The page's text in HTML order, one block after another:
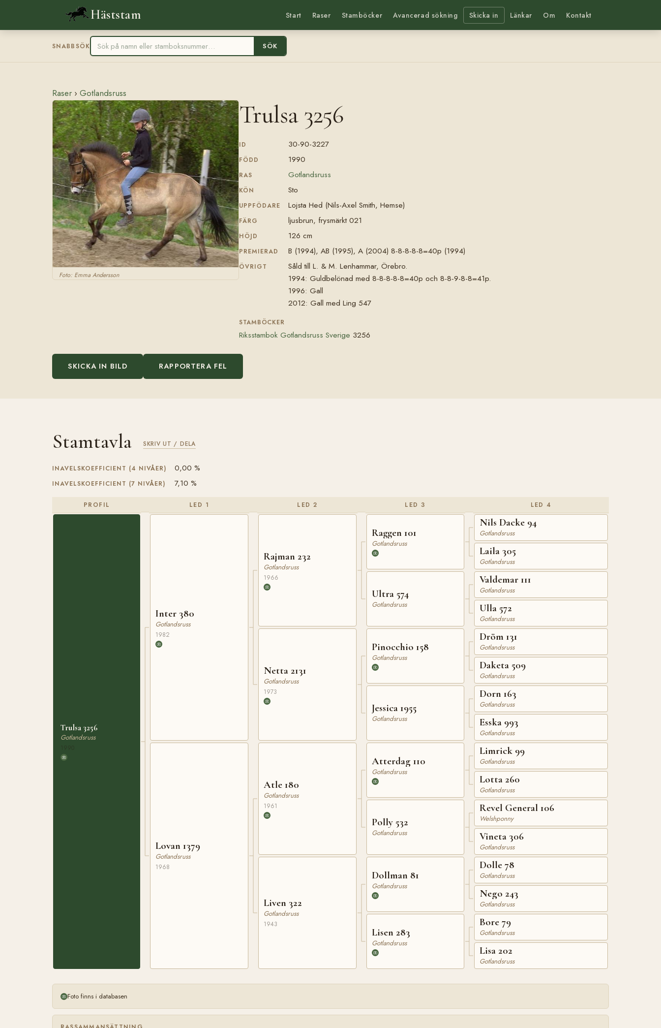
Häststam Start Raser Stamböcker Avancerad sökning Skicka in Länkar Om Kontakt
SNABBSÖK SÖK
Raser › Gotlandsruss
Foto: Emma Andersson
Trulsa 3256
ID 30-90-3227
FÖDD 1990
RAS Gotlandsruss
KÖN Sto
UPPFÖDARE Lojsta Hed (Nils-Axel Smith, Hemse)
FÄRG ljusbrun, frysmärkt 021
HÖJD 126 cm
PREMIERAD B (1994), AB (1995), A (2004) 8-8-8-8-8=40p (1994)
ÖVRIGT
Såld till L. & M. Lenhammar, Örebro.
1994: Guldbelönad med 8-8-8-8-8=40p och 8-8-9-8-8=41p.
1996: Gall
2012: Gall med Ling 547
STAMBÖCKER
Riksstambok Gotlandsruss Sverige 3256
SKICKA IN BILD RAPPORTERA FEL
Stamtavla SKRIV UT / DELA
INAVELSKOEFFICIENT (4 NIVÅER) 0,00 %
INAVELSKOEFFICIENT (7 NIVÅER) 7,10 %
PROFIL
Trulsa 3256
Gotlandsruss
LED 1
Inter 380
Gotlandsruss
1982
Lovan 1379
Gotlandsruss
1968
LED 2
Rajman 232
Gotlandsruss
1966
Netta 2131
Gotlandsruss
1973
Atle 180
Gotlandsruss
1961
Liven 322
Gotlandsruss
1943
LED 3
Raggen 101
Gotlandsruss
Ultra 574
Gotlandsruss
Pinocchio 158
Gotlandsruss
Jessica 1955
Gotlandsruss
Atterdag 110
Gotlandsruss
Polly 532
Gotlandsruss
Dollman 81
Gotlandsruss
Lisen 283
Gotlandsruss
LED 4
Nils Dacke 94
Gotlandsruss
Laila 305
Gotlandsruss
Valdemar 111
Gotlandsruss
Ulla 572
Gotlandsruss
Dröm 131
Gotlandsruss
Daketa 509
Gotlandsruss
Dorn 163
Gotlandsruss
Esska 993
Gotlandsruss
Limrick 99
Gotlandsruss
Lotta 260
Gotlandsruss
Revel General 106
Welshponny
Vineta 306
Gotlandsruss
Dolle 78
Gotlandsruss
Nego 243
Gotlandsruss
Bore 79
Gotlandsruss
Lisa 202
Gotlandsruss
Foto finns i databasen